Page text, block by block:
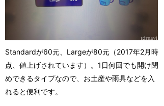
Standardが60元、Largeが80元（2017年2月時
点、値上げされています）。1日何回でも開け閉
めできるタイプなので、お土産や雨具などを入
れると便利です。